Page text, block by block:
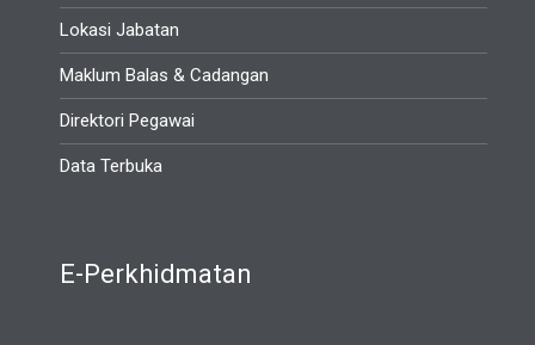
Lokasi Jabatan
Maklum Balas & Cadangan
Direktori Pegawai
Data Terbuka
E-Perkhidmatan